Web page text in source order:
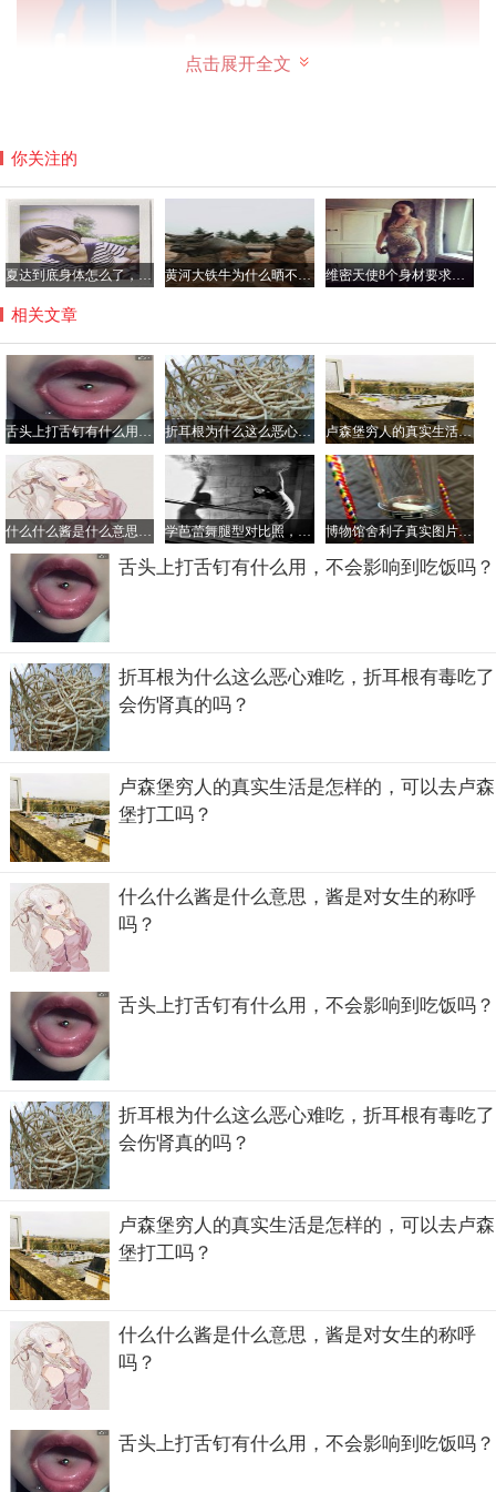
跟谁俩呢东北话啥意思
那在东北话中，“跟谁俩呢”是什么意思呢？其实这话在东北
话中有两种含义，一种就是威胁和质问的合体，所隐含的意
思就是你已经冒犯到我了，若是再有针对，我很可能就要采
取下一步的行动了，这句话一般就是要殴打对方的前兆。
还有一层含义就是两个人关系很好，用这句话来表示一种戏
谑。
跟谁俩呢怎么反驳
当被人问到“跟谁俩呢”时，该怎么反驳呢？有网友给出的答
案是“当然是跟你啦，咱们两个喽”，乍一看这样的回答方
式，诙谐幽默又不失礼貌，也许针对这一问题网友们也会有
其他的回答，但在小编看来，语言只是双方交流沟通的一种
点击展开全文
你关注的
夏达到底身体怎么了，夏达在日本有多红？ 黄河大铁牛为什么晒不烫，八只黄河铁牛另四个在哪里？ 维密天使8个身材要求是哪8个，维密天使平均体重多少斤？
相关文章
舌头上打舌钉有什么用，不会影响到吃饭吗？ 折耳根为什么这么恶心难吃，折耳根有毒吃了会伤肾真的吗？ 卢森堡穷人的真实生活是怎样的，可以去卢森堡打工吗？
什么什么酱是什么意思，酱是对女生的称呼吗？ 学芭蕾舞腿型对比照，学芭蕾舞最晚年龄是多大？ 博物馆舍利子真实图片，看舍利子什么颜色的好
舌头上打舌钉有什么用，不会影响到吃饭吗？
折耳根为什么这么恶心难吃，折耳根有毒吃了
会伤肾真的吗？
卢森堡穷人的真实生活是怎样的，可以去卢森
堡打工吗？
什么什么酱是什么意思，酱是对女生的称呼
吗？
舌头上打舌钉有什么用，不会影响到吃饭吗？
折耳根为什么这么恶心难吃，折耳根有毒吃了
会伤肾真的吗？
卢森堡穷人的真实生活是怎样的，可以去卢森
堡打工吗？
什么什么酱是什么意思，酱是对女生的称呼
吗？
舌头上打舌钉有什么用，不会影响到吃饭吗？